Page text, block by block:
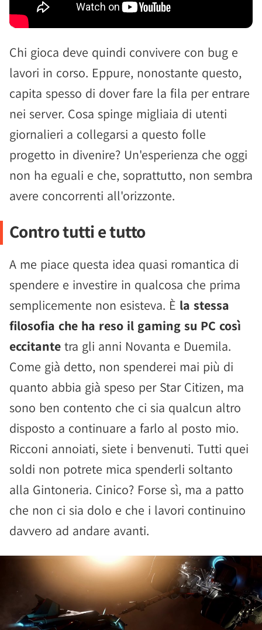
Chi gioca deve quindi convivere con bug e
lavori in corso. Eppure, nonostante questo,
capita spesso di dover fare la fila per entrare
nei server. Cosa spinge migliaia di utenti
giornalieri a collegarsi a questo folle
progetto in divenire? Un'esperienza che oggi
non ha eguali e che, soprattutto, non sembra
avere concorrenti all'orizzonte.
Contro tutti e tutto
A me piace questa idea quasi romantica di
spendere e investire in qualcosa che prima
semplicemente non esisteva. È la stessa
filosofia che ha reso il gaming su PC così
eccitante tra gli anni Novanta e Duemila.
Come già detto, non spenderei mai più di
quanto abbia già speso per Star Citizen, ma
sono ben contento che ci sia qualcun altro
disposto a continuare a farlo al posto mio.
Ricconi annoiati, siete i benvenuti. Tutti quei
soldi non potrete mica spenderli soltanto
alla Gintoneria. Cinico? Forse sì, ma a patto
che non ci sia dolo e che i lavori continuino
davvero ad andare avanti.